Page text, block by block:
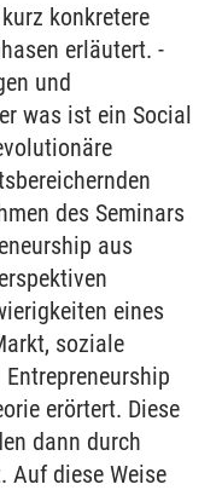
konkretere
erläutert. -
und
was ist ein Social
des Seminars
aus
eines
soziale
erörtert. Diese
dann durch
Auf diese Weise